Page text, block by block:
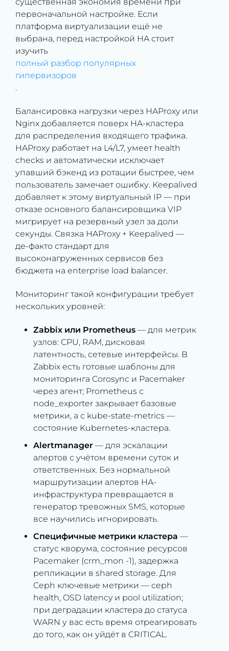
первоначальной настройке. Если
платформа виртуализации ещё не
выбрана, перед настройкой HA стоит
изучить
полный разбор популярных
гипервизоров
.
Балансировка нагрузки через HAProxy или
Nginx добавляется поверх HA-кластера
для распределения входящего трафика.
HAProxy работает на L4/L7, умеет health
checks и автоматически исключает
упавший бэкенд из ротации быстрее, чем
пользователь замечает ошибку. Keepalived
добавляет к этому виртуальный IP — при
отказе основного балансировщика VIP
мигрирует на резервный узел за доли
секунды. Связка HAProxy + Keepalived —
де-факто стандарт для
высоконагруженных сервисов без
бюджета на enterprise load balancer.
Мониторинг такой конфигурации требует
нескольких уровней:
Zabbix или Prometheus — для метрик
узлов: CPU, RAM, дисковая
латентность, сетевые интерфейсы. В
Zabbix есть готовые шаблоны для
мониторинга Corosync и Pacemaker
через агент; Prometheus с
node_exporter закрывает базовые
метрики, а с kube-state-metrics —
состояние Kubernetes-кластера.
Alertmanager — для эскалации
алертов с учётом времени суток и
ответственных. Без нормальной
маршрутизации алертов HA-
инфраструктура превращается в
генератор тревожных SMS, которые
все научились игнорировать.
Специфичные метрики кластера —
статус кворума, состояние ресурсов
Pacemaker (crm_mon -1), задержка
репликации в shared storage. Для
Ceph ключевые метрики — ceph
health, OSD latency и pool utilization;
при деградации кластера до статуса
WARN у вас есть время отреагировать
до того, как он уйдёт в CRITICAL.